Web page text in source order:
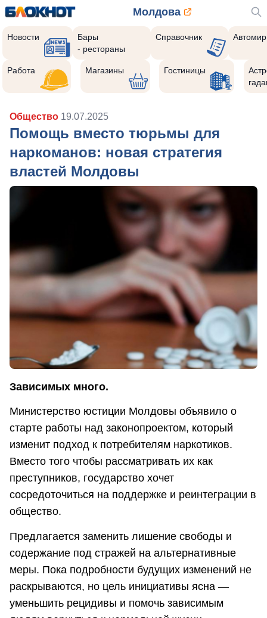
Молдова
Новости
Бары
- рестораны
Справочник Автомир
Работа Магазины Гостиницы
Общество 19.07.2025
Помощь вместо тюрьмы для
наркоманов: новая стратегия
властей Молдовы
Зависимых много.
Министерство юстиции Молдовы объявило о
старте работы над законопроектом, который
изменит подход к потребителям наркотиков.
Вместо того чтобы рассматривать их как
преступников, государство хочет
сосредоточиться на поддержке и реинтеграции в
общество.
Предлагается заменить лишение свободы и
содержание под стражей на альтернативные
меры. Пока подробности будущих изменений не
раскрываются, но цель инициативы ясна —
уменьшить рецидивы и помочь зависимым